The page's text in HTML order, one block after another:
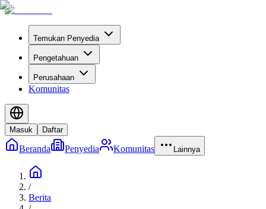
Temukan Penyedia
Pengetahuan
Perusahaan
Komunitas
Masuk Daftar
Beranda Penyedia Komunitas Lainnya
/
Berita